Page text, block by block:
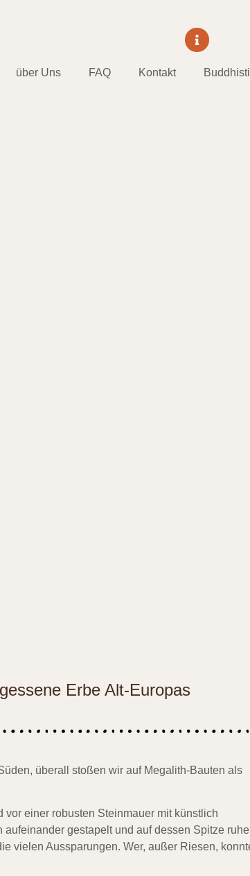
über Uns FAQ Kontakt
Erbe Alt-Europas
überall stoßen wir auf Megalith-Bauten als
vor einer robusten Steinmauer mit künstlich
gestapelt und auf dessen Spitze
vielen Aussparungen. Wer, außer Riesen,